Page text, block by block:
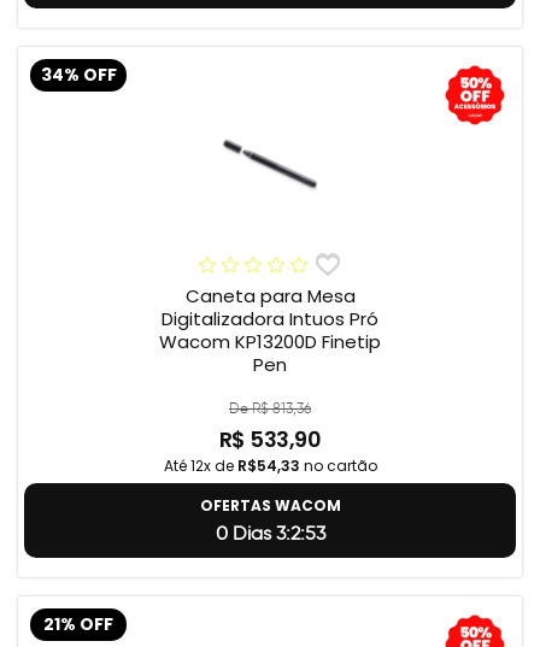
34% OFF
Caneta para Mesa
Digitalizadora Intuos Pró
Wacom KP13200D Finetip
Pen
De R$ 813,36
R$ 533,90
Até 12x de R$54,33 no cartão
OFERTAS WACOM
0 Dias 3:2:52
21% OFF